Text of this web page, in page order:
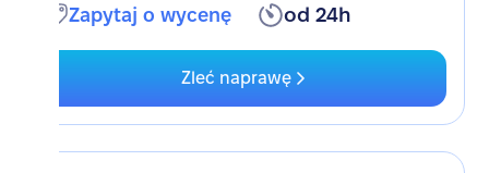
Zapytaj o wycenę od 24h
Zleć naprawę